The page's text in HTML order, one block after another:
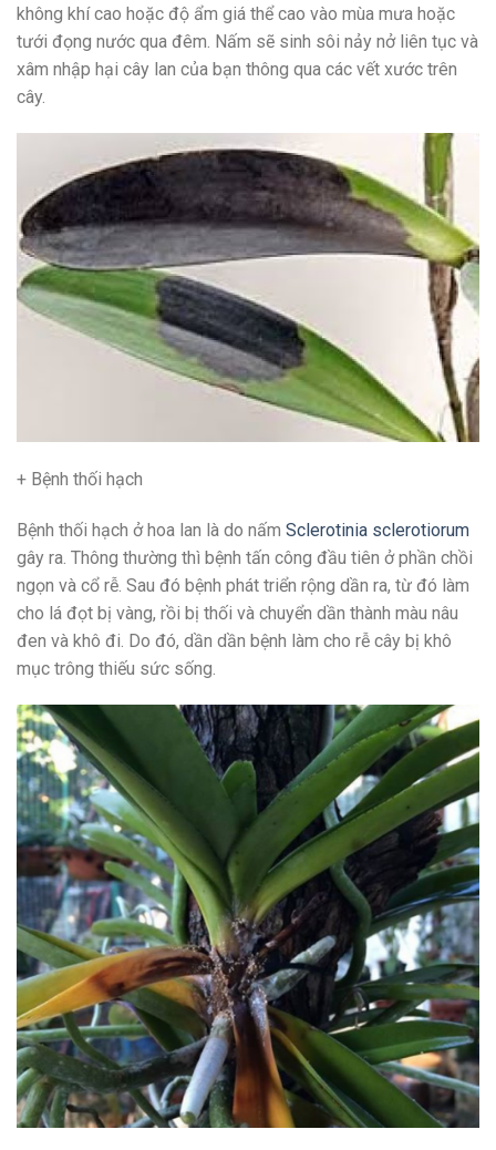
không khí cao hoặc độ ẩm giá thể cao vào mùa mưa hoặc
tưới đọng nước qua đêm. Nấm sẽ sinh sôi nảy nở liên tục và
xâm nhập hại cây lan của bạn thông qua các vết xước trên
cây.
+ Bệnh thối hạch
Bệnh thối hạch ở hoa lan là do nấm Sclerotinia sclerotiorum
gây ra. Thông thường thì bệnh tấn công đầu tiên ở phần chồi
ngọn và cổ rễ. Sau đó bệnh phát triển rộng dần ra, từ đó làm
cho lá đọt bị vàng, rồi bị thối và chuyển dần thành màu nâu
đen và khô đi. Do đó, dần dần bệnh làm cho rễ cây bị khô
mục trông thiếu sức sống.